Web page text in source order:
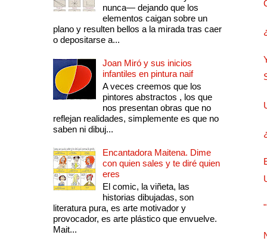
nunca— dejando que los
elementos caigan sobre un
plano y resulten bellos a la mirada tras caer
o depositarse a...
Joan Miró y sus inicios
infantiles en pintura naif
A veces creemos que los
pintores abstractos , los que
nos presentan obras que no
reflejan realidades, simplemente es que no
saben ni dibuj...
Encantadora Maitena. Dime
con quien sales y te diré quien
eres
El comic, la viñeta, las
historias dibujadas, son
literatura pura, es arte motivador y
provocador, es arte plástico que envuelve.
Mait...